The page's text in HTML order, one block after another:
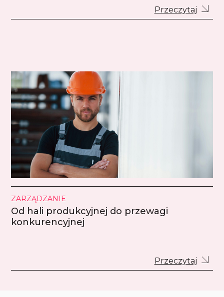
Przeczytaj
ZARZĄDZANIE
Od hali produkcyjnej do przewagi
konkurencyjnej
Przeczytaj